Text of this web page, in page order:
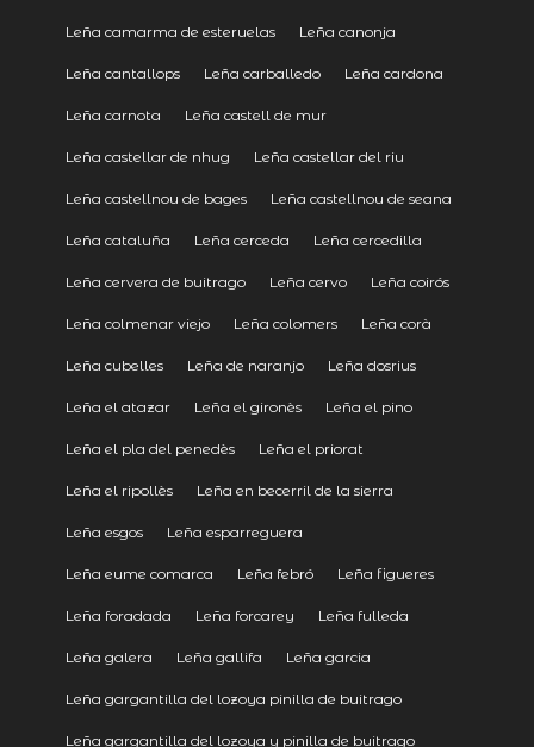
Leña camarma de esteruelas Leña canonja
Leña cantallops Leña carballedo Leña cardona
Leña carnota Leña castell de mur
Leña castellar de nhug Leña castellar del riu
Leña castellnou de bages Leña castellnou de seana
Leña cataluña Leña cerceda Leña cercedilla
Leña cervera de buitrago Leña cervo Leña coirós
Leña colmenar viejo Leña colomers Leña corà
Leña cubelles Leña de naranjo Leña dosrius
Leña el atazar Leña el gironès Leña el pino
Leña el pla del penedès Leña el priorat
Leña el ripollès Leña en becerril de la sierra
Leña esgos Leña esparreguera
Leña eume comarca Leña febró Leña figueres
Leña foradada Leña forcarey Leña fulleda
Leña galera Leña gallifa Leña garcia
Leña gargantilla del lozoya pinilla de buitrago
Leña gargantilla del lozoya y pinilla de buitrago